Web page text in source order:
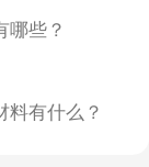
哪些？
料有什么？